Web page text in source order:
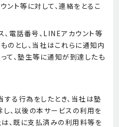
ント等に対して、連絡をとるこ
、電話番号、LINEアカウント等
のとし、当社はこれらに通知内
て、塾生等に通知が到達したも
る行為をしたとき、当社は塾
、以後の本サービスの利用を
は、既に支払済みの利用料等を